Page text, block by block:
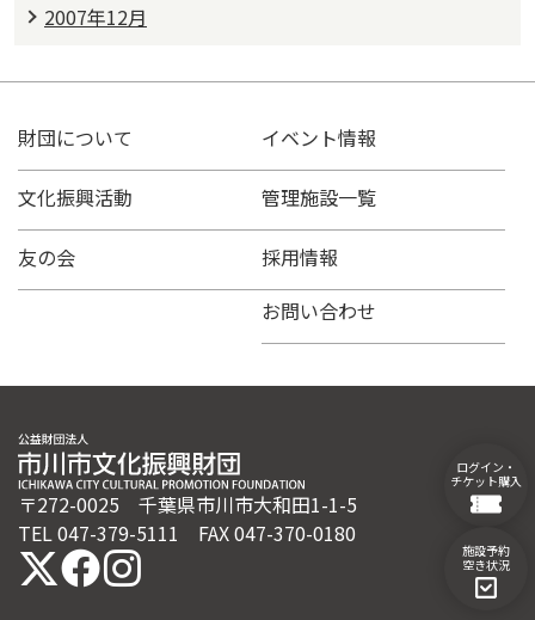
2007年12月
財団について イベント情報
文化振興活動 管理施設一覧
友の会
採用情報
お問い合わせ
ログイン・
チケット購入
施設予約
空き状況
〒272-0025 千葉県市川市大和田1-1-5
TEL 047-379-5111 FAX 047-370-0180